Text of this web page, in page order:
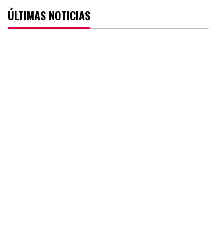
ÚLTIMAS NOTICIAS